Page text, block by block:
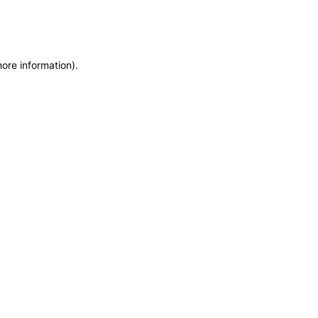
information).